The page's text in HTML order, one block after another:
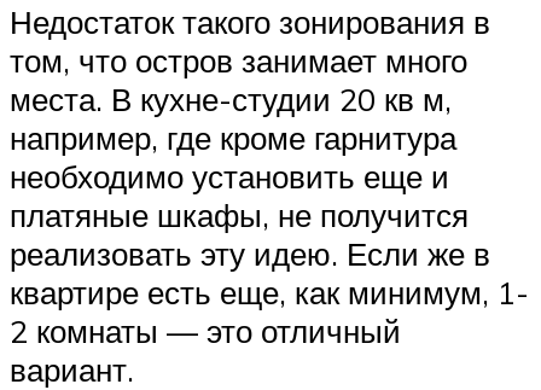
Недостаток такого зонирования в
том, что остров занимает много
места. В кухне-студии 20 кв м,
например, где кроме гарнитура
необходимо установить еще и
платяные шкафы, не получится
реализовать эту идею. Если же в
квартире есть еще, как минимум, 1-
2 комнаты — это отличный
вариант.